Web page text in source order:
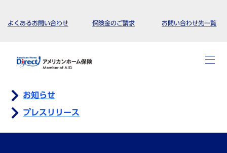
よくあるお問い合わせ 保険金のご請求 お問い合わせ先一覧
お知らせ
プレスリリース